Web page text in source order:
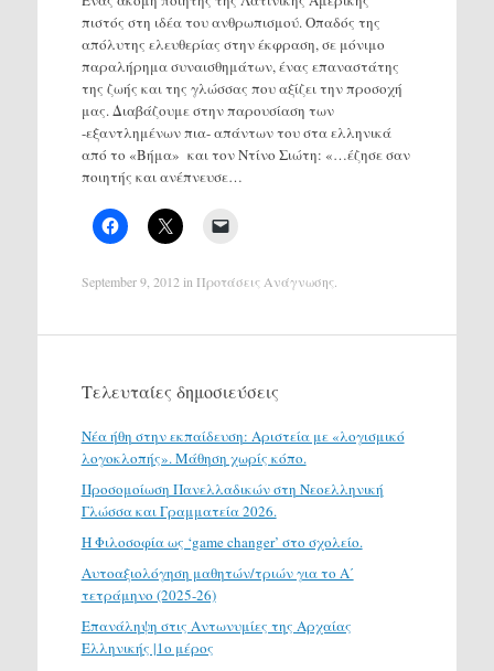
πιστός στη ιδέα του ανθρωπισμού. Οπαδός της
απόλυτης ελευθερίας στην έκφραση, σε μόνιμο
παραλήρημα συναισθημάτων, ένας επαναστάτης
της ζωής και της γλώσσας που αξίζει την προσοχή
μας. Διαβάζουμε στην παρουσίαση των
-εξαντλημένων πια- απάντων του στα ελληνικά
από το «Βήμα» και τον Ντίνο Σιώτη: «…έζησε σαν
ποιητής και ανέπνευσε…
September 9, 2012 in Προτάσεις Ανάγνωσης.
Τελευταίες δημοσιεύσεις
Νέα ήθη στην εκπαίδευση: Αριστεία με «λογισμικό
λογοκλοπής». Μάθηση χωρίς κόπο.
Προσομοίωση Πανελλαδικών στη Νεοελληνική
Γλώσσα και Γραμματεία 2026.
H Φιλοσοφία ως ‘game changer’ στο σχολείο.
Αυτοαξιολόγηση μαθητών/τριών για το Α΄
τετράμηνο (2025-26)
Επανάληψη στις Αντωνυμίες της Αρχαίας
Ελληνικής |1ο μέρος